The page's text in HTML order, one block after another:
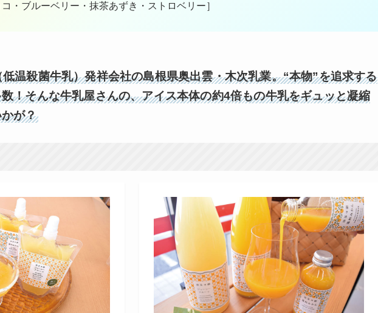
・ブルーベリー・抹茶あずき・ストロベリー］
温殺菌牛乳）発祥会社の島根県奥出雲・木次乳業。“本物”を追求する
！そんな牛乳屋さんの、アイス本体の約4倍もの牛乳をギュッと凝縮
が？